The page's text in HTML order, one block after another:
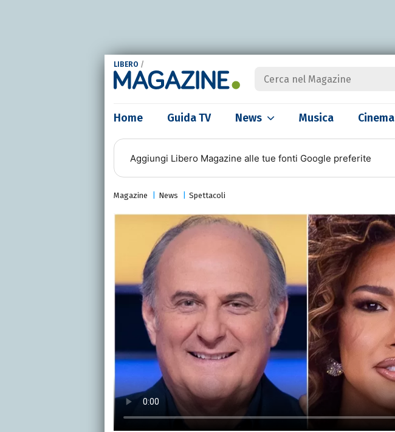
LIBERO /
Home Guida TV News Musica Cinema
Aggiungi Libero Magazine alle tue fonti Google preferite
Magazine News Spettacoli